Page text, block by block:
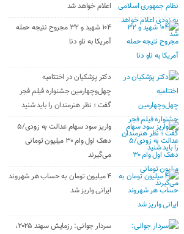
اعلام خواهد شد
۱۰۴ شهید و ۳۲ مجروح نتیجه حمله
آمریکا به ناو دنا
دکتر پزشکیان در اختتامیه
چهل‌وچهارمین جشنواره فیلم فجر
گفت ؛ نظر هنرمندان را باید شنید
واریز سود سهام عدالت به زودی/۵
دهک اول وام ۳۰ میلیون تومانی
می‌گیرند
۴ میلیون تومان به حساب هر شهروند
ایرانی واریز شد
سردار جوانی: رزمایش سهند ۲۰۲۵،